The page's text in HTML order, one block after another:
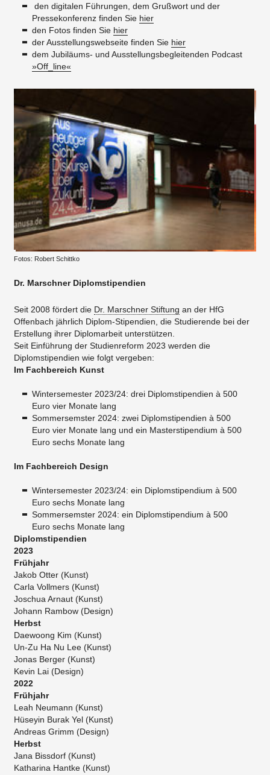
den digitalen Führungen, dem Grußwort und der
Pressekonferenz finden Sie hier
den Fotos finden Sie hier
der Ausstellungswebseite finden Sie hier
dem Jubiläums- und Ausstellungsbegleitenden Podcast
»Off_line«
Fotos: Robert Schittko
Dr. Marschner Diplomstipendien
Seit 2008 fördert die Dr. Marschner Stiftung an der HfG
Offenbach jährlich Diplom-Stipendien, die Studierende bei der
Erstellung ihrer Diplomarbeit unterstützen.
Seit Einführung der Studienreform 2023 werden die
Diplomstipendien wie folgt vergeben:
Im Fachbereich Kunst
Wintersemester 2023/24: drei Diplomstipendien à 500
Euro vier Monate lang
Sommersemster 2024: zwei Diplomstipendien à 500
Euro vier Monate lang und ein Masterstipendium à 500
Euro sechs Monate lang
Im Fachbereich Design
Wintersemester 2023/24: ein Diplomstipendium à 500
Euro sechs Monate lang
Sommersemster 2024: ein Diplomstipendium à 500
Euro sechs Monate lang
Diplomstipendien
2023
Frühjahr
Jakob Otter (Kunst)
Carla Vollmers (Kunst)
Joschua Arnaut (Kunst)
Johann Rambow (Design)
Herbst
Daewoong Kim (Kunst)
Un-Zu Ha Nu Lee (Kunst)
Jonas Berger (Kunst)
Kevin Lai (Design)
2022
Frühjahr
Leah Neumann (Kunst)
Hüseyin Burak Yel (Kunst)
Andreas Grimm (Design)
Herbst
Jana Bissdorf (Kunst)
Katharina Hantke (Kunst)